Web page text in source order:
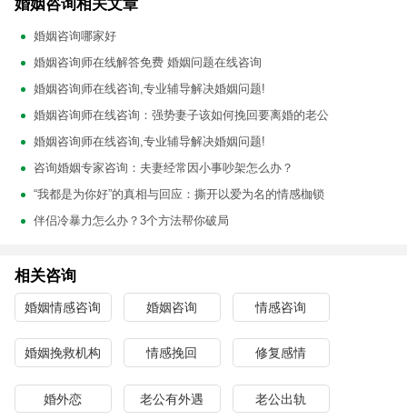
婚姻咨询相关文章
婚姻咨询哪家好
婚姻咨询师在线解答免费 婚姻问题在线咨询
婚姻咨询师在线咨询,专业辅导解决婚姻问题!
婚姻咨询师在线咨询：强势妻子该如何挽回要离婚的老公
婚姻咨询师在线咨询,专业辅导解决婚姻问题!
咨询婚姻专家咨询：夫妻经常因小事吵架怎么办？
“我都是为你好”的真相与回应：撕开以爱为名的情感枷锁
伴侣冷暴力怎么办？3个方法帮你破局
相关咨询
婚姻情感咨询 婚姻咨询 情感咨询
婚姻挽救机构 情感挽回 修复感情
婚外恋 老公有外遇 老公出轨